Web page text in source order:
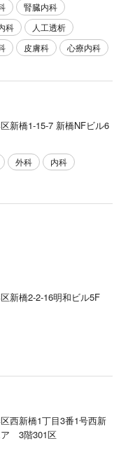
腎臓内科
科
人工透析
皮膚科 心療内科
新橋1-15-7 新橋NFビル6
外科 内科
新橋2-2-16明和ビル5F
西新橋1丁目3番1号西新
ア 3階301区